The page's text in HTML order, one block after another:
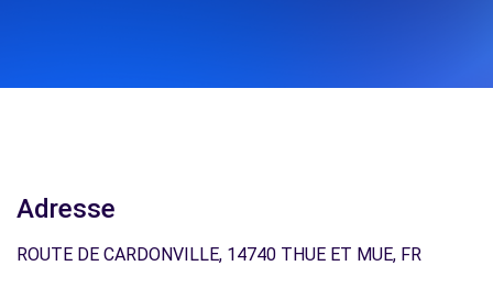
Adresse
ROUTE DE CARDONVILLE, 14740 THUE ET MUE, FR